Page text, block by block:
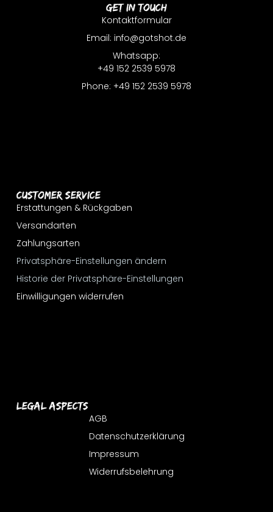
Customer Service
Erstattungen & Rückgaben
Versandarten
Zahlungsarten
Privatsphäre-Einstellungen ändern
Historie der Privatsphäre-Einstellungen
Einwilligungen widerrufen
Get In Touch
Kontaktformular
Email: info@gotshot.de
Whatsapp:
+49 152 2539 5978
Phone: +49 152 2539 5978
Legal Aspects
AGB
Datenschutzerklärung
Impressum
Widerrufsbelehrung